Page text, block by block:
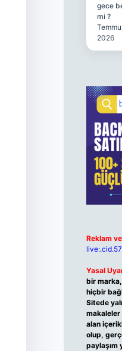
gece
mi ?
2026
Reklam
Yasal
bir
hiçbir
Sitede
makaleler
alan
olup,
paylaşım